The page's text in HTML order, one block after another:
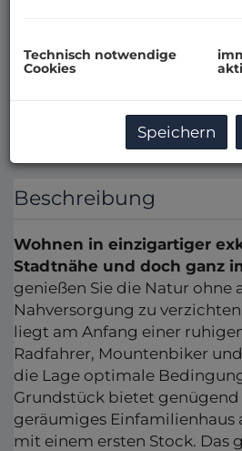
Beschreibung
Wohnen in einzigartiger
Stadtnähe und doch ganz
genießen Sie die Natur ohne
Nahversorgung zu
liegt am Anfang einer
Radfahrer, Mountenbiker
die Lage optimale
Grundstück bietet genügend
geräumiges Einfamilienhaus
mit einem ersten Stock. Das
Technisch notwendige
Cookies
Speichern